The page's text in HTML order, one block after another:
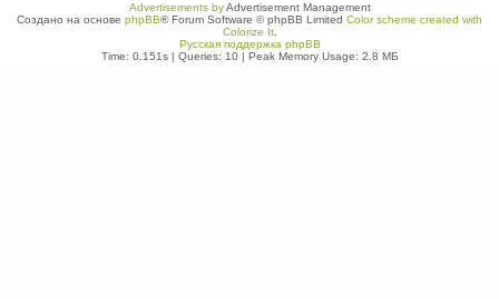
Advertisements byAdvertisement Management
Создано на основе phpBB® Forum Software © phpBB Limited Color scheme created with
Colorize It.
Русская поддержка phpBB
Time: 0.151s| Queries: 10| Peak Memory Usage: 2.8 МБ